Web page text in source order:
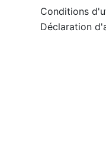
Conditions
Déclaration